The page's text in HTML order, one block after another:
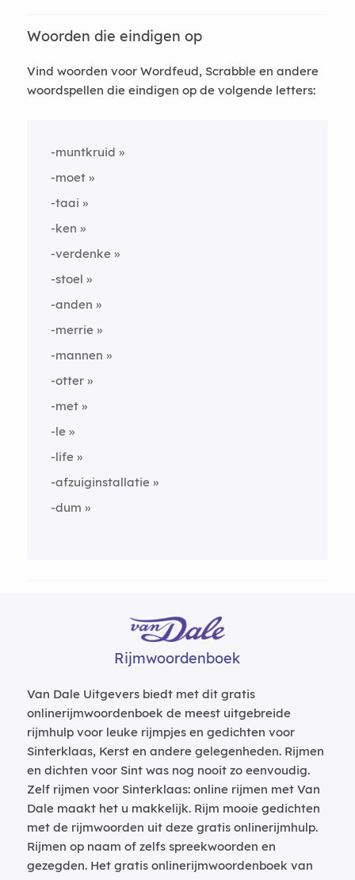
Woorden die eindigen op
Vind woorden voor Wordfeud, Scrabble en andere
woordspellen die eindigen op de volgende letters:
-muntkruid
-moet
-taai
-ken
-verdenke
-stoel
-anden
-merrie
-mannen
-otter
-met
-le
-life
-afzuiginstallatie
-dum
Rijmwoordenboek
Van Dale Uitgevers biedt met dit gratis
onlinerijmwoordenboek de meest uitgebreide
rijmhulp voor leuke rijmpjes en gedichten voor
Sinterklaas, Kerst en andere gelegenheden. Rijmen
en dichten voor Sint was nog nooit zo eenvoudig.
Zelf rijmen voor Sinterklaas: online rijmen met Van
Dale maakt het u makkelijk. Rijm mooie gedichten
met de rijmwoorden uit deze gratis onlinerijmhulp.
Rijmen op naam of zelfs spreekwoorden en
gezegden. Het gratis onlinerijmwoordenboek van